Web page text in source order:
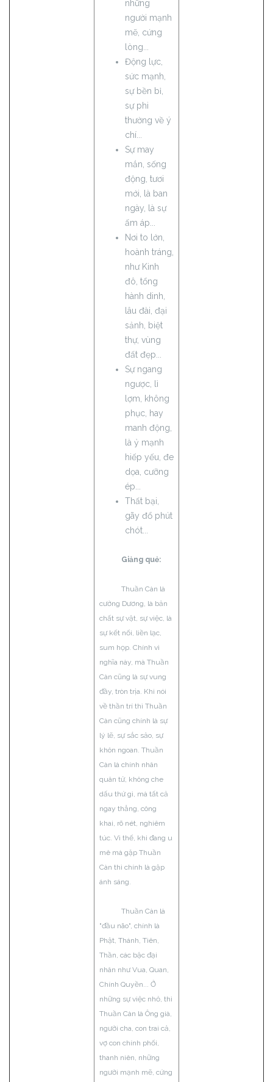
những
người mạnh
mẽ, cứng
lòng...
Động lực,
sức mạnh,
sự bền bỉ,
sự phi
thường về ý
chí...
Sự may
mắn, sống
động, tươi
mới, là ban
ngày, là sự
ấm áp...
Nơi to lớn,
hoành tráng,
như Kinh
đô, tổng
hành dinh,
lâu đài, đại
sảnh, biệt
thự, vùng
đất đẹp...
Sự ngang
ngược, lì
lợm, không
phục, hay
manh động,
là ỷ mạnh
hiếp yếu, đe
dọa, cưỡng
ép...
Thất bại,
gãy đổ phút
chót...
Giảng quẻ:
Thuần Càn là
cường Dương, là bản
chất sự vật, sự việc, là
sự kết nối, liền lạc,
sum họp. Chính vì
nghĩa này, mà Thuần
Càn cũng là sự vung
đầy, tròn trịa. Khi nói
về thần trí thì Thuần
Càn cũng chính là sự
lý lẽ, sự sắc sảo, sự
khôn ngoan. Thuần
Càn là chính nhân
quân tử, không che
dấu thứ gì, mà tất cả
ngay thẳng, công
khai, rõ nét, nghiêm
túc. Vì thế, khi đang u
mê mà gặp Thuần
Càn thì chính là gặp
ánh sáng.
Thuần Càn là
"đầu não", chính là
Phật, Thánh, Tiên,
Thần, các bậc đại
nhân như Vua, Quan,
Chính Quyền... Ở
những sự việc nhỏ, thì
Thuần Càn là Ông già,
người cha, con trai cả,
vợ con chính phối,
thanh niên, những
người mạnh mẽ, cứng